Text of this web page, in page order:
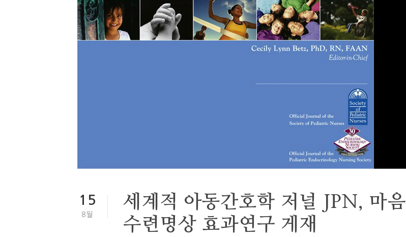
15
8월
세계적 아동간호학 저널 JPN, 마음
수련명상 효과연구 게재